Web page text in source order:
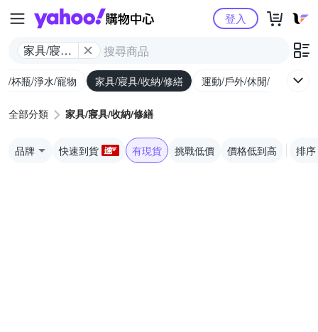
Yahoo購物中心
家具/寢具/
登入
/杯瓶/淨水/寵物 家具/寢具/收納/修繕 運動/戶外/休閒/健身
全部分類 家具/寢具/收納/修繕
品牌 快速到貨 有現貨 挑戰低價 價格低到高 排序